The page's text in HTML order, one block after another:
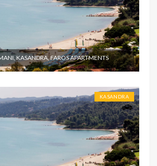
KASANDRA, FAROS APARTMENTS
KASANDRA